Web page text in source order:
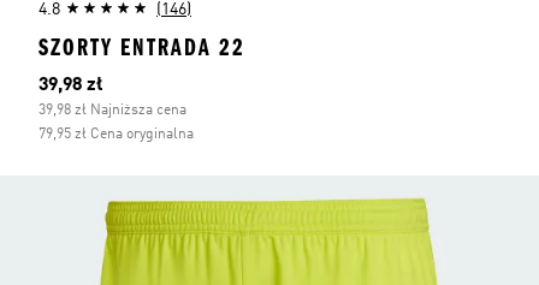
4.8 (146)
SZORTY ENTRADA 22
Bieżąca cena
39,98 zł
39,98 zł Najniższa cena
79,95 zł Cena oryginalna